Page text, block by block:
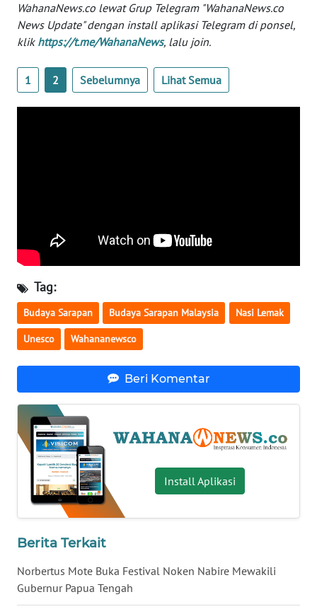
WahanaNews.co lewat Grup Telegram "WahanaNews.co
News Update" dengan install aplikasi Telegram di ponsel,
klik https://t.me/WahanaNews, lalu join.
1 2 Sebelumnya Lihat Semua
Tag:
Budaya Sarapan Budaya Sarapan Malaysia Nasi Lemak
Unesco Wahananewsco
Beri Komentar
Install Aplikasi
Berita Terkait
‎Norbertus Mote Buka Festival Noken Nabire Mewakili
Gubernur Papua Tengah
PEDOMAN
MEDIA
SIBER
REDAKSI
WN
WN
JAKARTA
WN
WN
BANTEN
WN
NTT
WN
KEPRI
WN
PAPUA